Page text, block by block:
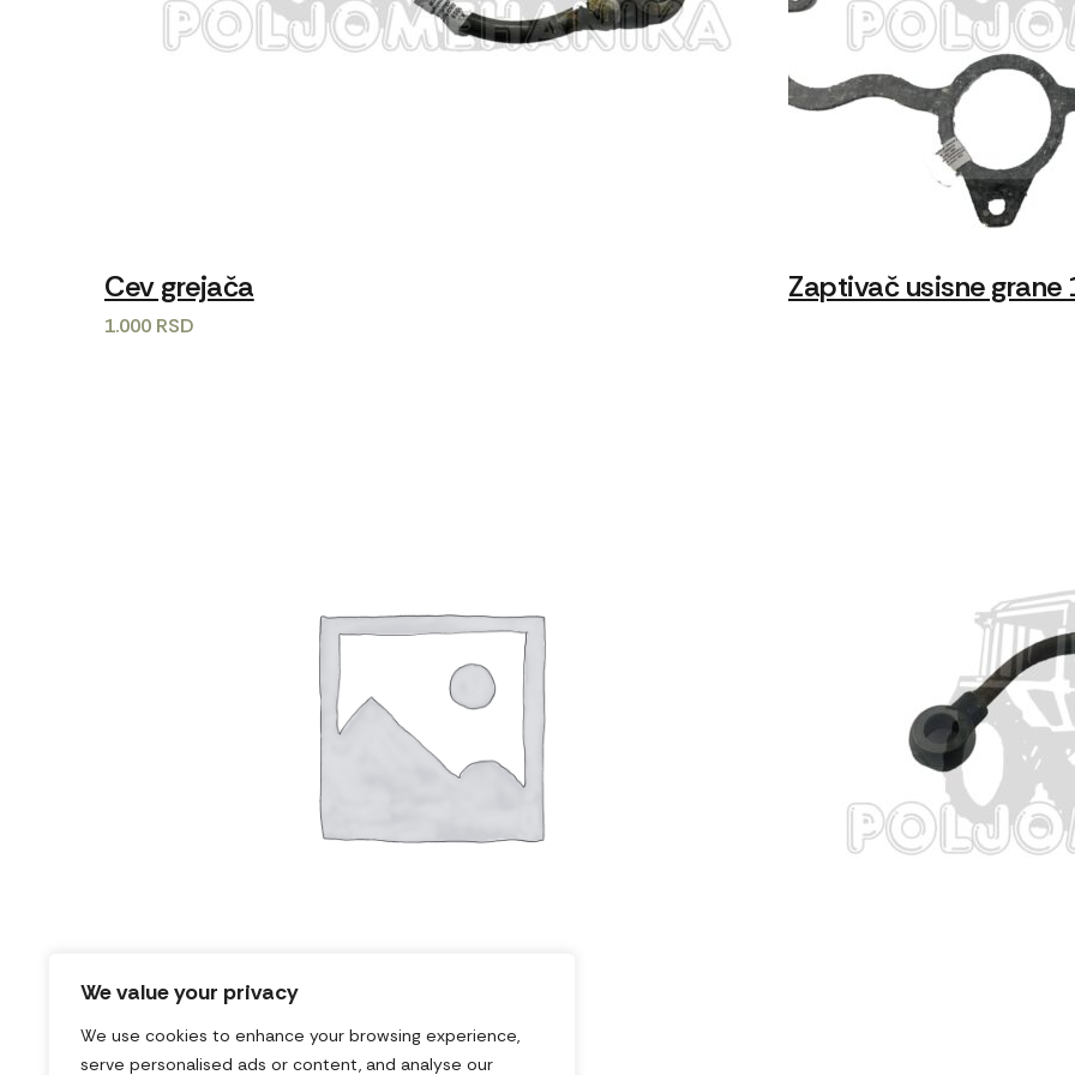
We value your privacy
We use cookies to enhance your browsing experience,
serve personalised ads or content, and analyse our
Cev grejača
1.000 RSD
Zaptivač usisne grane